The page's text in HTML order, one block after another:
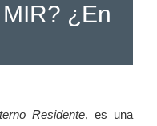
¿En
Residente, es una